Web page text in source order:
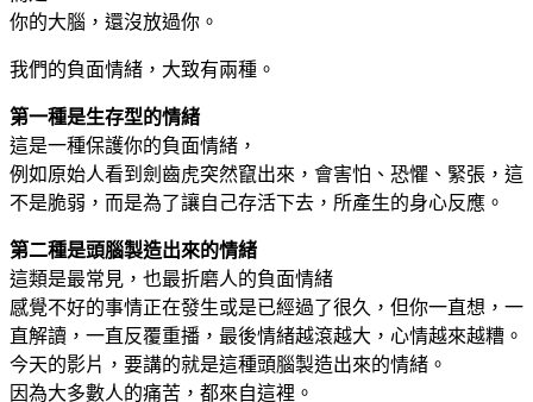
你的大腦，還沒放過你。
我們的負面情緒，大致有兩種。
第一種是生存型的情緒
這是一種保護你的負面情緒，
例如原始人看到劍齒虎突然竄出來，會害怕、恐懼、緊張，這
不是脆弱，而是為了讓自己存活下去，所產生的身心反應。
第二種是頭腦製造出來的情緒
這類是最常見，也最折磨人的負面情緒
感覺不好的事情正在發生或是已經過了很久，但你一直想，一
直解讀，一直反覆重播，最後情緒越滾越大，心情越來越糟。
今天的影片，要講的就是這種頭腦製造出來的情緒。
因為大多數人的痛苦，都來自這裡。